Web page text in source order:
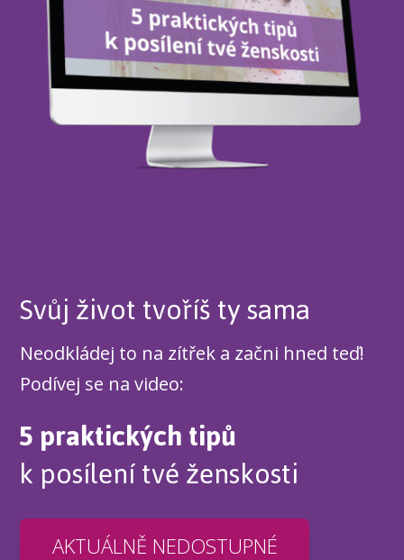
Svůj život tvoříš ty sama
Neodkládej to na zítřek a začni hned teď!
Podívej se na video:
5 praktických tipů
k posílení tvé ženskosti
AKTUÁLNĚ NEDOSTUPNÉ